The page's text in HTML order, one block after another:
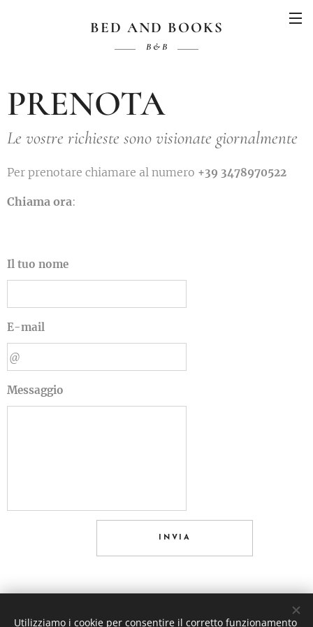
BED AND BOOKS
B & B
PRENOTA
Le vostre richieste sono visionate giornalmente
Per prenotare chiamare al numero +39 3478970522
Chiama ora:
Il tuo nome
E-mail
Messaggio
INVIA
Utilizziamo i cookie per consentire il corretto funzionamento